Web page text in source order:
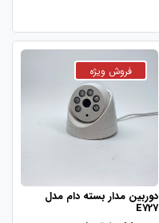
دوربین مدار بسته دام مدل
E727